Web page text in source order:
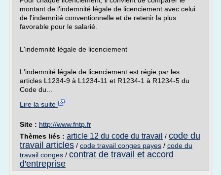
montant de l'indemnité légale de licenciement avec celui
de l'indemnité conventionnelle et de retenir la plus
favorable pour le salarié.
L'indemnité légale de licenciement
L'indemnité légale de licenciement est régie par les
articles L1234-9 à L1234-11 et R1234-1 à R1234-5 du
Code du...
Lire la suite
Site : http://www.fntp.fr
Thèmes liés : article 12 du code du travail / code du
travail articles / code travail conges payes / code du
travail conges / contrat de travail et accord
d'entreprise